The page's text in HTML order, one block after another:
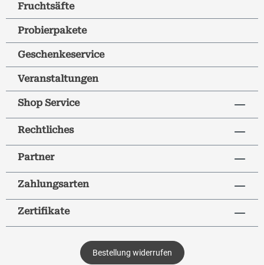
Fruchtsäfte
Probierpakete
Geschenkeservice
Veranstaltungen
Shop Service
Rechtliches
Partner
Zahlungsarten
Zertifikate
Bestellung widerrufen